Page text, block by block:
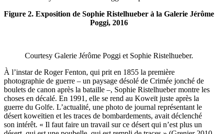
Figure 2. Exposition de Sophie Ristelhueber à la Galerie Jérôme
Poggi, 2016
Courtesy Galerie Jérôme Poggi et Sophie Ristelhueber.
À l’instar de Roger Fenton, qui prit en 1855 la première
photographie de guerre – un paysage désolé de Crimée jonché de
boulets de canon après la bataille –, Sophie Ristelhueber montre les
choses en décalé. En 1991, elle se rend au Koweït juste après la
guerre du Golfe. L’actualité, une photo de journal représentant le
désert koweïtien et les traces de bombardements, avait déclenché
son intérêt. « Il faut faire un travail sur ce désert qui n’est plus un